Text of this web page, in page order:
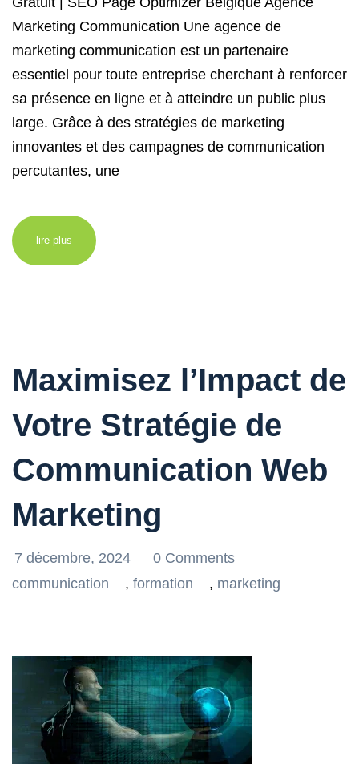
Marketing Communication Une agence de
marketing communication est un partenaire
essentiel pour toute entreprise cherchant à renforcer
sa présence en ligne et à atteindre un public plus
large. Grâce à des stratégies de marketing
innovantes et des campagnes de communication
percutantes, une
lire plus
Maximisez l’Impact de
Votre Stratégie de
Communication Web
Marketing
7 décembre, 2024
0 Comments
communication
, formation , marketing